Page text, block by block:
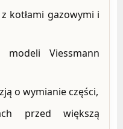
kotłami gazowymi i
modeli Viessmann
o wymianie części,
przed większą